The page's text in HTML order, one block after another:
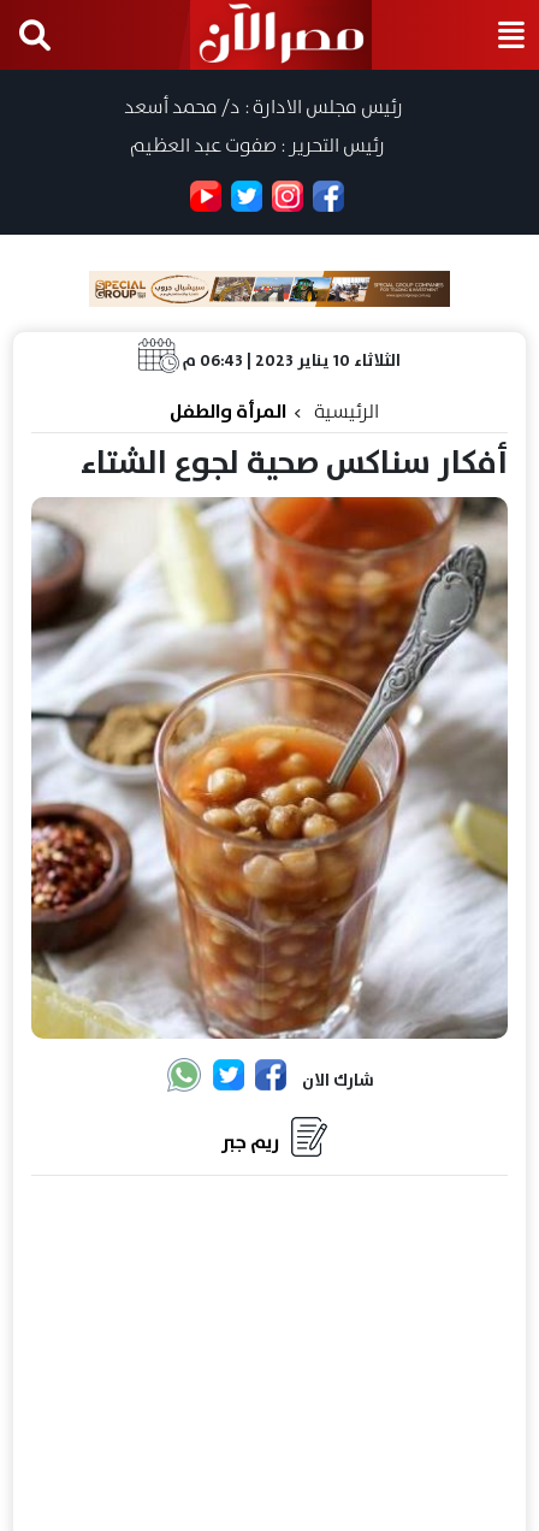
رئيس مجلس الادارة : د/ محمد أسعد
رئيس التحرير : صفوت عبد العظيم
الثلاثاء 10 يناير 2023 | 06:43 م
الرئيسية المرأة والطفل
أفكار سناكس صحية لجوع الشتاء
شارك الان
ريم جبر